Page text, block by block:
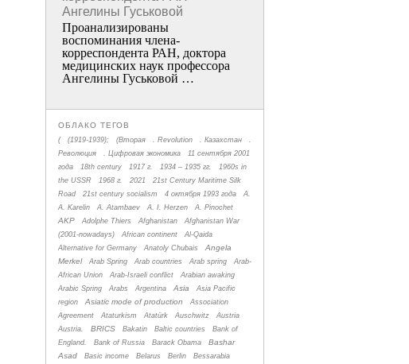
Ангелины Гуськовой
Проанализированы
воспоминания члена­
корреспондента РАН, доктора
медицинских наук профессора
Ангелины Гуськовой …
ОБЛАКО ТЕГОВ
( (1919-1939); (Вторая . Revolution . Казахстан
.
Революция
. Цифровая экономика
11 сентября 2001
года
18th century 1917 г. 1934 – 1935 гг.
1960s in
the USSR
1968 г. 2021
21st Century Maritime Silk
Road
21st century socialism 4 октября 1993 года
A.
A. Karelin
A. Atambaev A. I. Herzen A. Pinochet
AKP Adolphe Thiers Afghanistan
Afghanistan War
(2001-nowadays)
African continent
Al-Qaida
Alternative for Germany
Anatoly Chubais
Angela
Merkel
Arab Spring Arab countries Arab spring
Arab-
African Union
Arab-Israeli conflict
Arabian awaking
Arabic Spring
Arabs Argentina Asia
Asia Pacific
region
Asiatic mode of production
Association
Agreement
Ataturkism Atatürk Auschwitz
Austria
Austria.
BRICS Bakatin Baltic countries
Bank of
England.
Bank of Russia Barack Obama
Bashar
Asad
Basic income Belarus Berlin Bessarabia